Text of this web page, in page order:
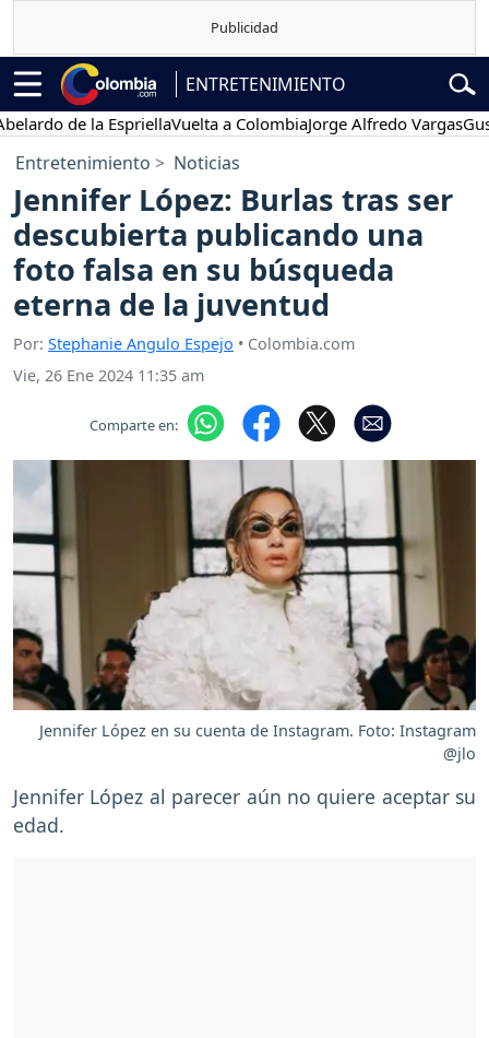
ENTRETENIMIENTO
de la EspriellaVuelta a ColombiaJorge Alfredo VargasGustavo
Entretenimiento Noticias
Jennifer López: Burlas tras ser
descubierta publicando una
foto falsa en su búsqueda
eterna de la juventud
Por: Stephanie Angulo Espejo • Colombia.com
Vie, 26 Ene 2024 11:35 am
Comparte en:
Jennifer López en su cuenta de Instagram. Foto: Instagram
@jlo
Jennifer López al parecer aún no quiere aceptar su
edad.